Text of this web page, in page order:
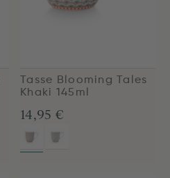
Tasse Blooming Tales
Khaki 145ml
14,95 €